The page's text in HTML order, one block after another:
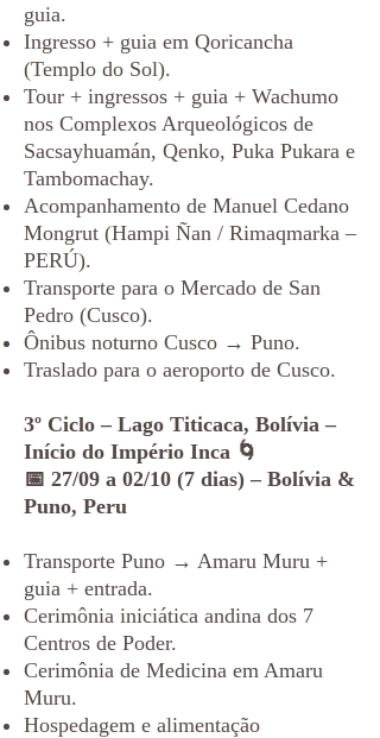
guia.
Ingresso + guia em Qoricancha
(Templo do Sol).
Tour + ingressos + guia + Wachumo
nos Complexos Arqueológicos de
Sacsayhuamán, Qenko, Puka Pukara e
Tambomachay.
Acompanhamento de Manuel Cedano
Mongrut (Hampi Ñan / Rimaqmarka –
PERÚ).
Transporte para o Mercado de San
Pedro (Cusco).
Ônibus noturno Cusco → Puno.
Traslado para o aeroporto de Cusco.
3º Ciclo – Lago Titicaca, Bolívia –
Início do Império Inca 🌀
📅 27/09 a 02/10 (7 dias) – Bolívia &
Puno, Peru
Transporte Puno → Amaru Muru +
guia + entrada.
Cerimônia iniciática andina dos 7
Centros de Poder.
Cerimônia de Medicina em Amaru
Muru.
Hospedagem e alimentação